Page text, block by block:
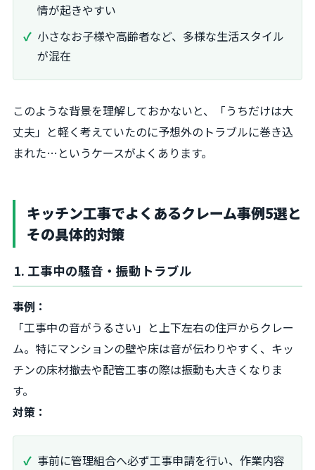
情が起きやすい
小さなお子様や高齢者など、多様な生活スタイル
が混在
このような背景を理解しておかないと、「うちだけは大
丈夫」と軽く考えていたのに予想外のトラブルに巻き込
まれた…というケースがよくあります。
キッチン工事でよくあるクレーム事例5選と
その具体的対策
1. 工事中の騒音・振動トラブル
事例：
「工事中の音がうるさい」と上下左右の住戸からクレー
ム。特にマンションの壁や床は音が伝わりやすく、キッ
チンの床材撤去や配管工事の際は振動も大きくなりま
す。
対策：
事前に管理組合へ必ず工事申請を行い、作業内容